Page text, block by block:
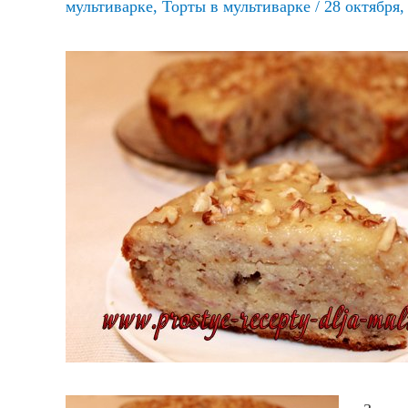
мультиварке, Торты в мультиварке / 28